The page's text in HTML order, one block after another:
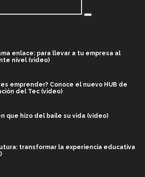
enlace: para llevar a tu empresa al
nivel (video)
emprender? Conoce el nuevo HUB de
del Tec (video)
que hizo del baile su vida (video)
transformar la experiencia educativa